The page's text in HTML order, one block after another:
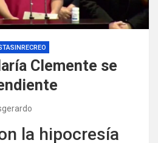
Clemente se
la hipocresía